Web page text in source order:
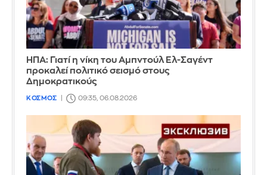
ΗΠΑ: Γιατί η νίκη του Αμπντούλ Ελ-Σαγέντ
προκαλεί πολιτικό σεισμό στους
Δημοκρατικούς
ΚΟΣΜΟΣ 09:35, 06.08.2026